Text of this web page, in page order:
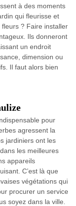
à des moments
qui fleurisse et
? Faire installer
Ils donneront
un endroit
dimension ou
Il faut alors bien
pour
agressent la
jardiniers ont les
les meilleures
appareils
C’est là que
végétations qui
procurer un service
soyez dans la ville.